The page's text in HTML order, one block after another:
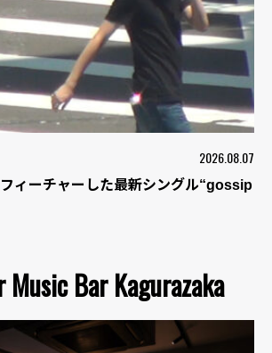
2026.08.07
ィーチャーした最新シングル“gossip
Music Bar Kagurazaka